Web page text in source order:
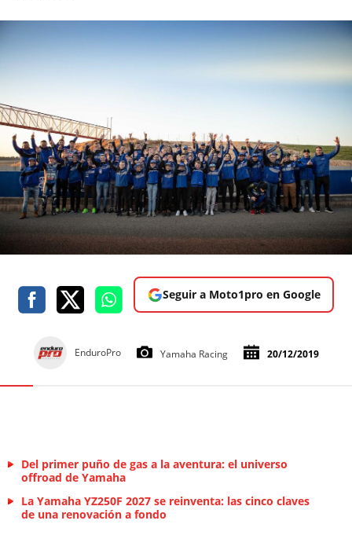
Seguir a Moto1pro en Google
EnduroPro Yamaha Racing 20/12/2019
Del primer puño de gas a la aventura: el universo
offroad de Yamaha
La Yamaha YZ250F 2027 se reinventa: las cinco claves
de una renovación a fondo